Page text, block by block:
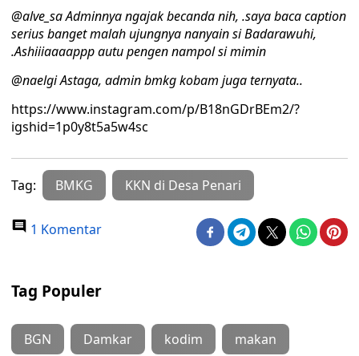
@alve_sa Adminnya ngajak becanda nih, .saya baca caption
serius banget malah ujungnya nanyain si Badarawuhi,
.Ashiiiaaaappp autu pengen nampol si mimin
@naelgi Astaga, admin bmkg kobam juga ternyata..
https://www.instagram.com/p/B18nGDrBEm2/?
igshid=1p0y8t5a5w4sc
Tag: BMKG KKN di Desa Penari
1 Komentar
Tag Populer
BGN Damkar kodim makan